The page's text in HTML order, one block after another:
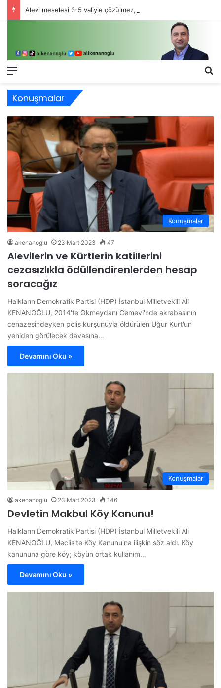
Menü
Konuşmalar
Konuşmalar
akenanoglu 23 Mart 2023 47
Alevilerin ve Kürtlerin katillerini
cezasızlıkla ödüllendirenlerden hesap
soracağız
Halkların Demokratik Partisi (HDP) İstanbul Milletvekili Ali
KENANOĞLU, 2014'te Okmeydanı Cemevi'nde akrabasının
cenazesindeyken polis kurşunuyla öldürülen Uğur Kurt'un
yeniden görülecek davasına…
Devamını Oku »
Konuşmalar
akenanoglu 23 Mart 2023 146
Devletin Makbul Köy Kanunu!
Halkların Demokratik Partisi (HDP) İstanbul Milletvekili Ali
KENANOĞLU, Meclis'te Köy Kanunu'na ilişkin söz aldı. Köy
kanununa göre köy; köyün ortak kullanım…
Devamını Oku »